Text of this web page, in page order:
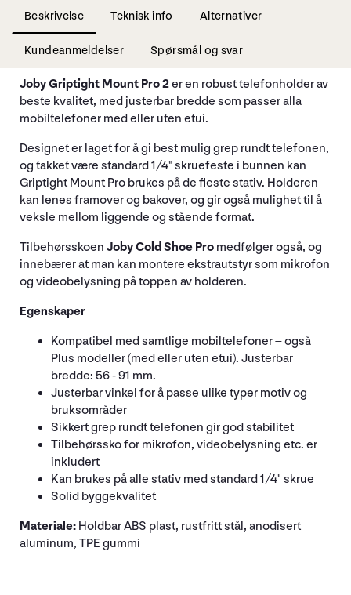
Beskrivelse Teknisk info Alternativer
Kundeanmeldelser Spørsmål og svar
Joby Griptight Mount Pro 2er en robust telefonholder av
beste kvalitet, med justerbar bredde som passer alla
mobiltelefoner med eller uten etui.
Designet er laget for å gi best mulig grep rundt telefonen,
og takket være standard 1/4" skruefeste i bunnen kan
Griptight Mount Pro brukes på de fleste stativ. Holderen
kan lenes framover og bakover, og gir også mulighet til å
veksle mellom liggende og stående format.
Tilbehørsskoen Joby Cold Shoe Pro medfølger også, og
innebærer at man kan montere ekstrautstyr som mikrofon
og videobelysning på toppen av holderen.
Egenskaper
Kompatibel med samtlige mobiltelefoner – også
Plus modeller (med eller uten etui). Justerbar
bredde: 56 - 91 mm.
Justerbar vinkel for å passe ulike typer motiv og
bruksområder
Sikkert grep rundt telefonen gir god stabilitet
Tilbehørssko for mikrofon, videobelysning etc. er
inkludert
Kan brukes på alle stativ med standard 1/4" skrue
Solid byggekvalitet
Materiale: Holdbar ABS plast, rustfritt stål, anodisert
aluminum, TPE gummi